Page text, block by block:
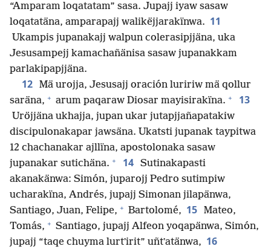
“Amparam loqatatam” sasa. Jupajj iyaw sasaw
loqatatäna, amparapajj walikëjjarakïnwa. 11
Ukampis jupanakajj walpun colerasipjjäna, uka
Jesusampejj kamachañänisa sasaw jupanakkam
parlakipapjjäna.
12 Mä urojja, Jesusajj oración luririw mä qollur
saräna, + arum paqaraw Diosar mayisirakïna. + 13
Uröjjäna ukhajja, jupan ukar jutapjjañapatakiw
discipulonakapar jawsäna. Ukatsti jupanak taypitwa
12 chachanakar ajllïna, apostolonaka sasaw
jupanakar sutichäna. + 14 Sutinakapasti
akanakänwa: Simón, juparojj Pedro sutimpiw
ucharakïna, Andrés, jupajj Simonan jilapänwa,
Santiago, Juan, Felipe, + Bartolomé, 15 Mateo,
Tomás, + Santiago, jupajj Alfeon yoqapänwa, Simón,
jupajj “taqe chuyma lurtʼirit” uñtʼatänwa, 16